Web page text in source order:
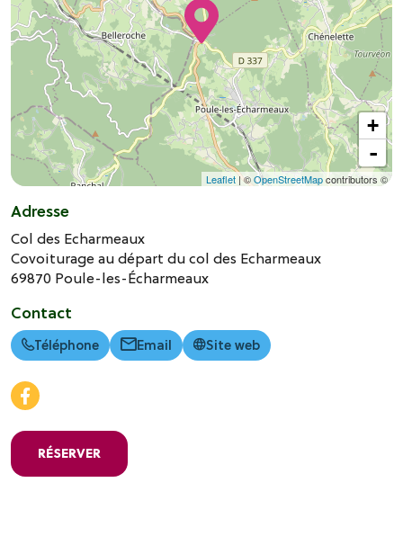
+
-
Leaflet | ©OpenStreetMapcontributors ©
Adresse
Col des Echarmeaux
Covoiturage au départ du col des Echarmeaux
69870 Poule-les-Écharmeaux
Contact
Téléphone Email Site web
RÉSERVER